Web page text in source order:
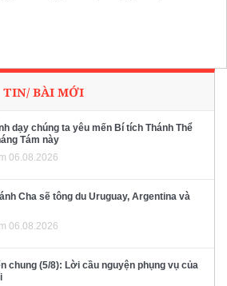
TIN/ BÀI MỚI
dạy chúng ta yêu mến Bí tích Thánh Thể
Tám này
06.08.2026
Cha sẽ tông du Uruguay, Argentina và
06.08.2026
chung (5/8): Lời cầu nguyện phụng vụ của